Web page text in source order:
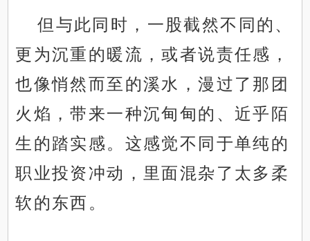
但与此同时，一股截然不同的、
更为沉重的暖流，或者说责任感，
也像悄然而至的溪水，漫过了那团
火焰，带来一种沉甸甸的、近乎陌
生的踏实感。这感觉不同于单纯的
职业投资冲动，里面混杂了太多柔
软的东西。